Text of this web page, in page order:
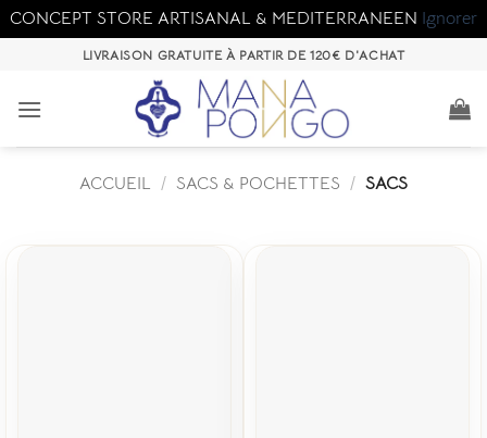
CONCEPT STORE ARTISANAL & MEDITERRANEEN Ignorer
contenu
LIVRAISON GRATUITE À PARTIR DE 120€ D'ACHAT
ACCUEIL / SACS & POCHETTES / SACS